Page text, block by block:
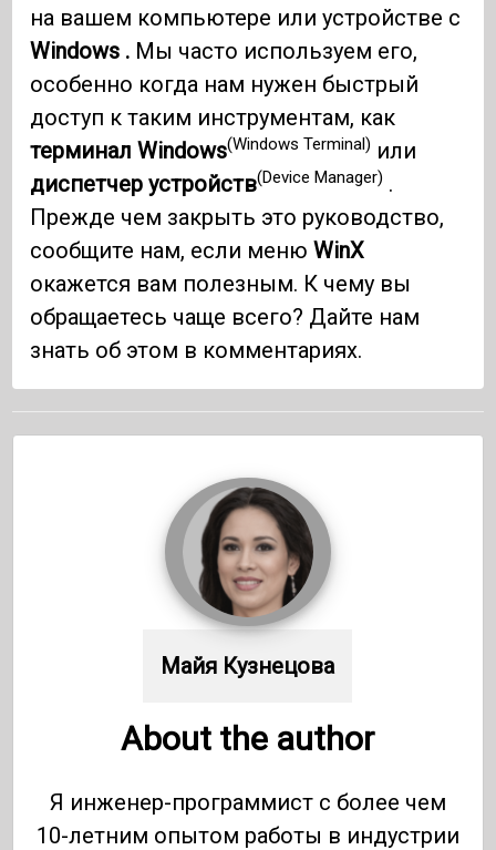
на вашем компьютере или устройстве с
Windows . Мы часто используем его,
особенно когда нам нужен быстрый
доступ к таким инструментам, как
терминал Windows(Windows Terminal) или
диспетчер устройств(Device Manager) .
Прежде чем закрыть это руководство,
сообщите нам, если менюWinX
окажется вам полезным. К чему вы
обращаетесь чаще всего? Дайте нам
знать об этом в комментариях.
Майя Кузнецова
About the author
Я инженер-программист с более чем
10-летним опытом работы в индустрии